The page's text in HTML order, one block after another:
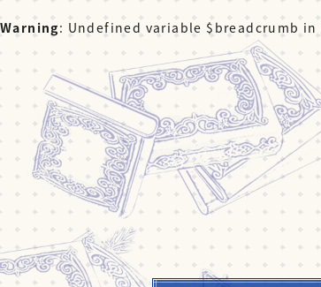
Warning: Undefined variable $breadcrumb in